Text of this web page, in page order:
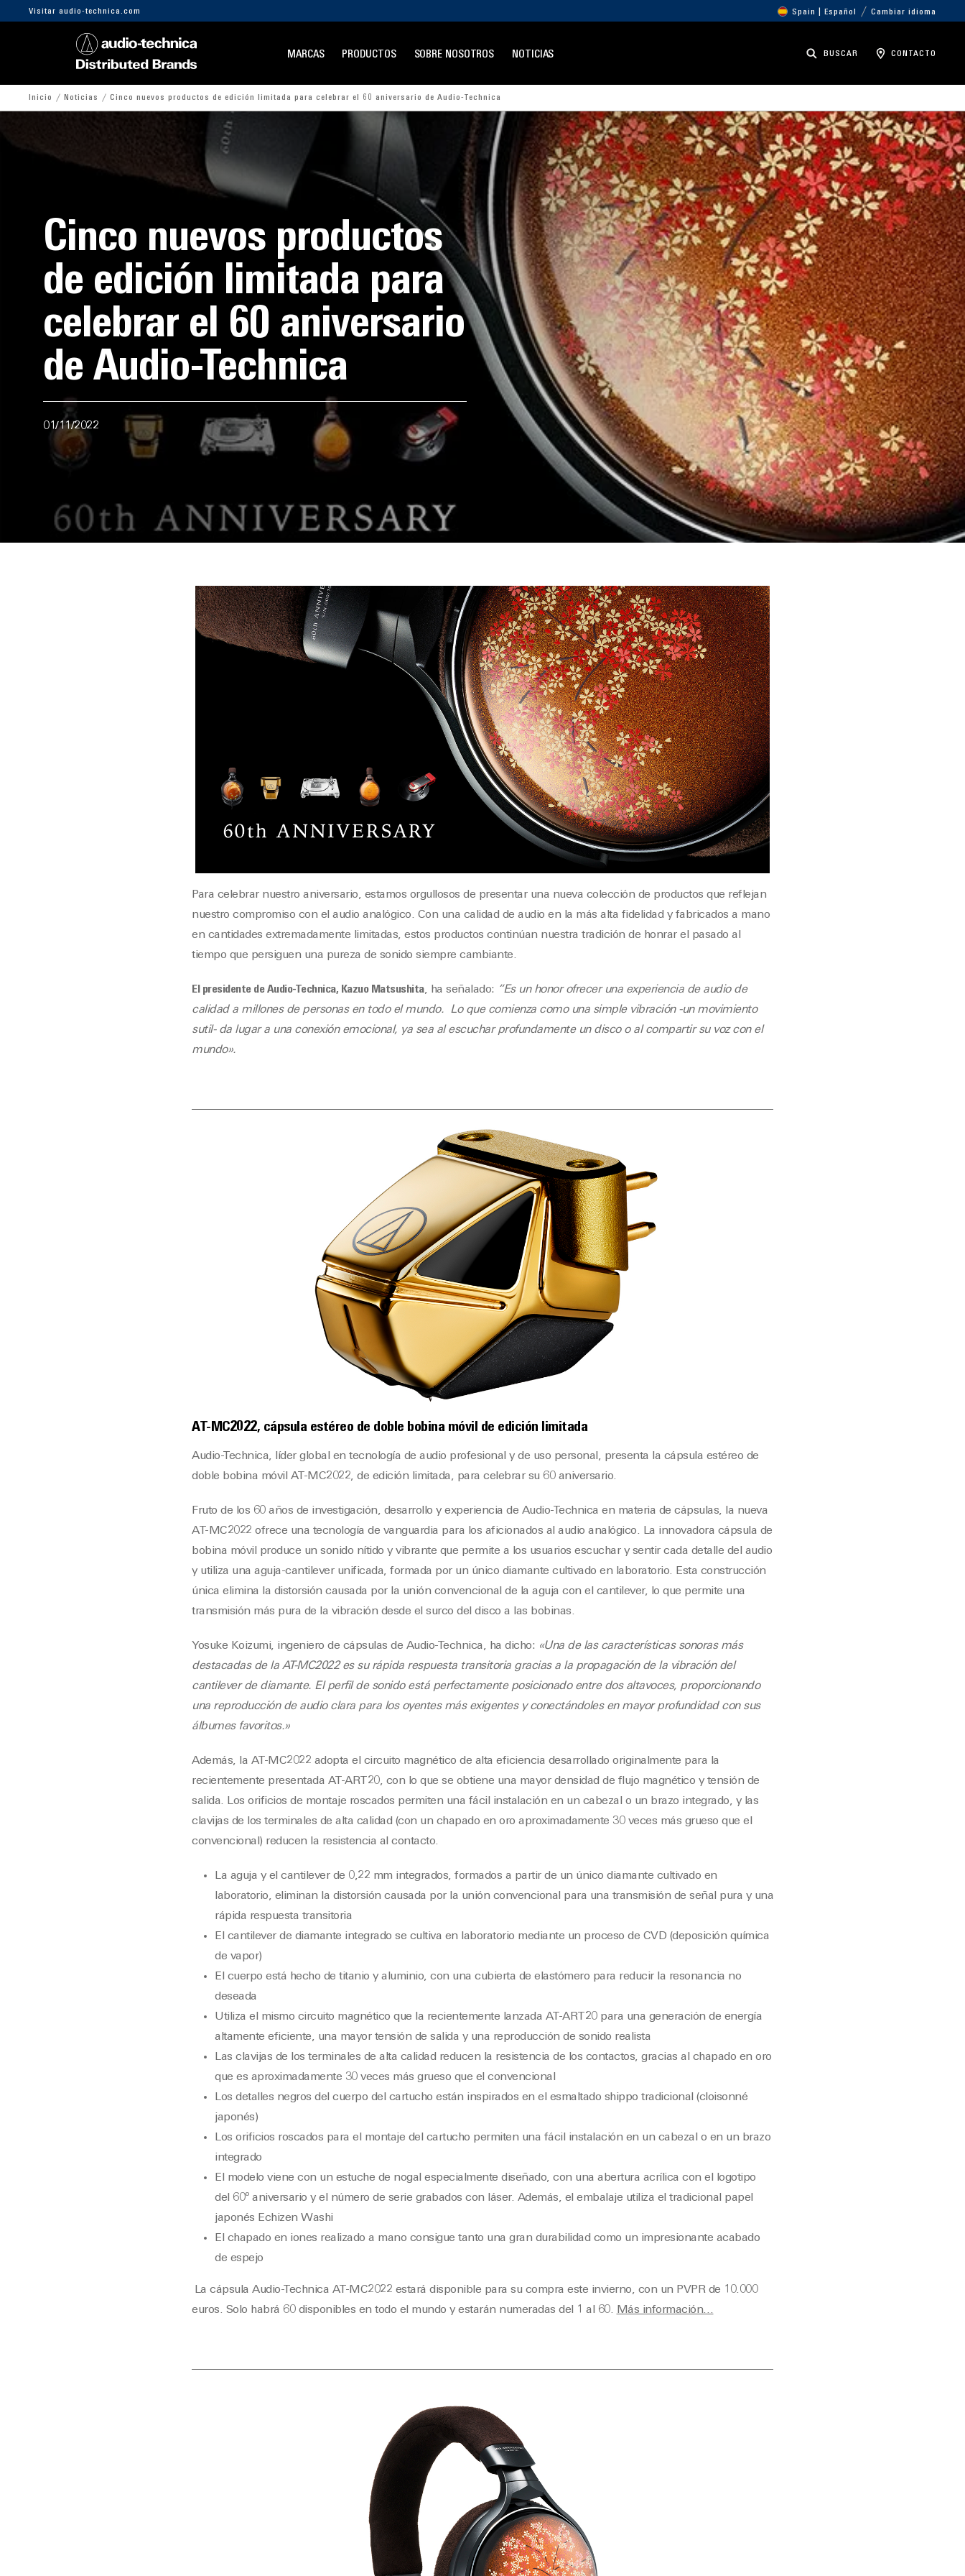
Visitar audio-technica.com Spain | Español Cambiar idioma
MARCAS PRODUCTOS SOBRE NOSOTROS NOTICIAS BUSCAR CONTACTO
Inicio Noticias Cinco nuevos productos de edición limitada para celebrar el 60 aniversario de Audio-Technica
Cinco nuevos productos
de edición limitada para
celebrar el 60 aniversario
de Audio-Technica
01/11/2022
Para celebrar nuestro aniversario, estamos orgullosos de presentar una nueva colección de productos que reflejan
nuestro compromiso con el audio analógico. Con una calidad de audio en la más alta fidelidad y fabricados a mano
en cantidades extremadamente limitadas, estos productos continúan nuestra tradición de honrar el pasado al
tiempo que persiguen una pureza de sonido siempre cambiante.
El presidente de Audio-Technica, Kazuo Matsushita, ha señalado: “Es un honor ofrecer una experiencia de audio de
calidad a millones de personas en todo el mundo. Lo que comienza como una simple vibración -un movimiento
sutil- da lugar a una conexión emocional, ya sea al escuchar profundamente un disco o al compartir su voz con el
mundo».
AT-MC2022, cápsula estéreo de doble bobina móvil de edición limitada
Audio-Technica, líder global en tecnología de audio profesional y de uso personal, presenta la cápsula estéreo de
doble bobina móvil AT-MC2022, de edición limitada, para celebrar su 60 aniversario.
Fruto de los 60 años de investigación, desarrollo y experiencia de Audio-Technica en materia de cápsulas, la nueva
AT-MC2022 ofrece una tecnología de vanguardia para los aficionados al audio analógico. La innovadora cápsula de
bobina móvil produce un sonido nítido y vibrante que permite a los usuarios escuchar y sentir cada detalle del audio
y utiliza una aguja-cantilever unificada, formada por un único diamante cultivado en laboratorio. Esta construcción
única elimina la distorsión causada por la unión convencional de la aguja con el cantilever, lo que permite una
transmisión más pura de la vibración desde el surco del disco a las bobinas.
Yosuke Koizumi, ingeniero de cápsulas de Audio-Technica, ha dicho: «Una de las características sonoras más
destacadas de la AT-MC2022 es su rápida respuesta transitoria gracias a la propagación de la vibración del
cantilever de diamante. El perfil de sonido está perfectamente posicionado entre dos altavoces, proporcionando
una reproducción de audio clara para los oyentes más exigentes y conectándoles en mayor profundidad con sus
álbumes favoritos.»
Además, la AT-MC2022 adopta el circuito magnético de alta eficiencia desarrollado originalmente para la
recientemente presentada AT-ART20, con lo que se obtiene una mayor densidad de flujo magnético y tensión de
salida. Los orificios de montaje roscados permiten una fácil instalación en un cabezal o un brazo integrado, y las
clavijas de los terminales de alta calidad (con un chapado en oro aproximadamente 30 veces más grueso que el
convencional) reducen la resistencia al contacto.
La aguja y el cantilever de 0,22 mm integrados, formados a partir de un único diamante cultivado en
laboratorio, eliminan la distorsión causada por la unión convencional para una transmisión de señal pura y una
rápida respuesta transitoria
El cantilever de diamante integrado se cultiva en laboratorio mediante un proceso de CVD (deposición química
de vapor)
El cuerpo está hecho de titanio y aluminio, con una cubierta de elastómero para reducir la resonancia no
deseada
Utiliza el mismo circuito magnético que la recientemente lanzada AT-ART20 para una generación de energía
altamente eficiente, una mayor tensión de salida y una reproducción de sonido realista
Las clavijas de los terminales de alta calidad reducen la resistencia de los contactos, gracias al chapado en oro
que es aproximadamente 30 veces más grueso que el convencional
Los detalles negros del cuerpo del cartucho están inspirados en el esmaltado shippo tradicional (cloisonné
japonés)
Los orificios roscados para el montaje del cartucho permiten una fácil instalación en un cabezal o en un brazo
integrado
El modelo viene con un estuche de nogal especialmente diseñado, con una abertura acrílica con el logotipo
del 60º aniversario y el número de serie grabados con láser. Además, el embalaje utiliza el tradicional papel
japonés Echizen Washi
El chapado en iones realizado a mano consigue tanto una gran durabilidad como un impresionante acabado
de espejo
La cápsula Audio-Technica AT-MC2022 estará disponible para su compra este invierno, con un PVPR de 10.000
euros. Solo habrá 60 disponibles en todo el mundo y estarán numeradas del 1 al 60. Más información…